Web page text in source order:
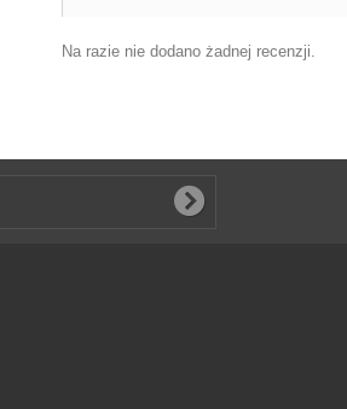
Na razie nie dodano żadnej recenzji.